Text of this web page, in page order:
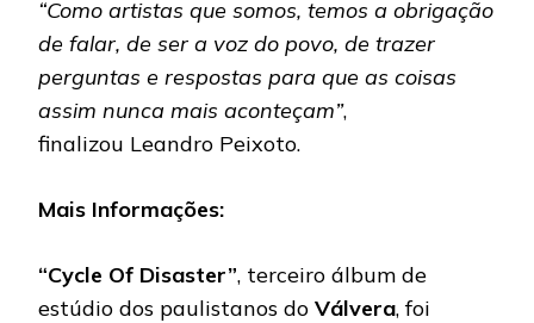
“Como artistas que somos, temos a obrigação
de falar, de ser a voz do povo, de trazer
perguntas e respostas para que as coisas
assim nunca mais aconteçam”,
finalizou Leandro Peixoto.
Mais Informações:
“Cycle Of Disaster”, terceiro álbum de
estúdio dos paulistanos do Válvera, foi